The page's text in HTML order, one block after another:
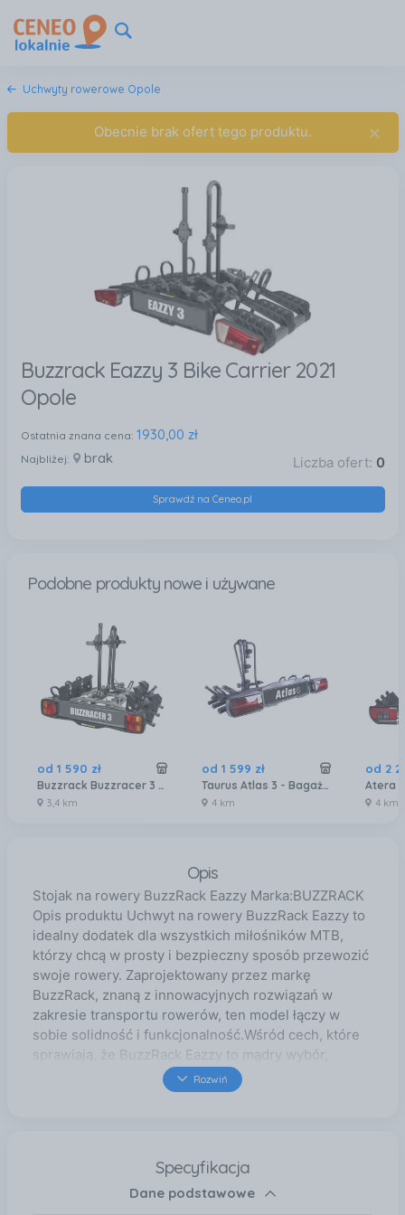
Uchwyty rowerowe Opole
Obecnie brak ofert tego produktu. ×
Buzzrack Eazzy 3 Bike Carrier 2021
Opole
Ostatnia znana cena: 1930,00 zł
Najbliżej: brak Liczba ofert: 0
Sprawdź na Ceneo.pl
Podobne produkty nowe i używane
od1 590 zł
Buzzrack Buzzracer 3 Uchwyty Rowerowe Na Temat Sprzęgania- Platforma Rowerowa
3,4 km
od 1 599 zł
Taurus Atlas 3 - Bagażnik Na Hak Rowery
4 km
od 2
4 km
Opis
Stojak na rowery BuzzRack Eazzy Marka:BUZZRACK
Opis produktu Uchwyt na rowery BuzzRack Eazzy to
idealny dodatek dla wszystkich miłośników MTB,
którzy chcą w prosty i bezpieczny sposób przewozić
swoje rowery. Zaprojektowany przez markę
BuzzRack, znaną z innowacyjnych rozwiązań w
zakresie transportu rowerów, ten model łączy w
sobie solidność i funkcjonalność.Wśród cech, które
sprawiają, że BuzzRack Eazzy to mądry wybór,
można wymienić:- Ergonomiczny design: Ten uchwyt
na rowery jest zaprojektowany tak, aby łatwo go
Twojego MTB dzięki systemom mocującym i
zabezpieczającym, które chronią twoje rowery przed
Rozwiń
Specyfikacja
Dane podstawowe